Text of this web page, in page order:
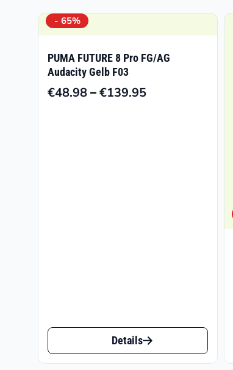
- 65%
PUMA FUTURE 8 Pro FG/AG
Audacity Gelb F03
€48.98–€139.95Preisspanne:
Dieses
Produkt
Details